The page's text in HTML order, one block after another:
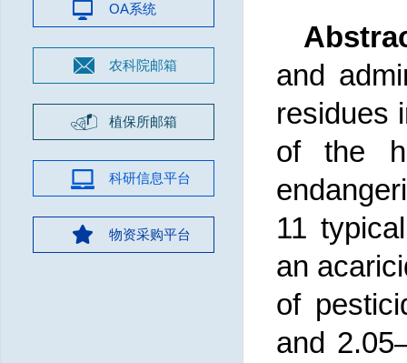
OA系统
农科院邮箱
植保所邮箱
科研信息平台
物资采购平台
and
residues
of the
11
an
of
and